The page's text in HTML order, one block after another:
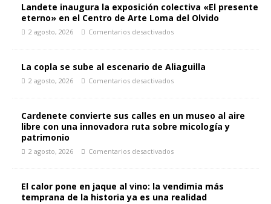
Landete inaugura la exposición colectiva «El presente
eterno» en el Centro de Arte Loma del Olvido
2 agosto, 2026 Comentarios desactivados
La copla se sube al escenario de Aliaguilla
2 agosto, 2026 Comentarios desactivados
Cardenete convierte sus calles en un museo al aire
libre con una innovadora ruta sobre micología y
patrimonio
2 agosto, 2026 Comentarios desactivados
El calor pone en jaque al vino: la vendimia más
temprana de la historia ya es una realidad